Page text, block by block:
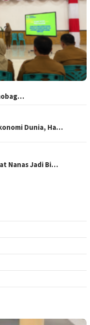
Dunia, Ha…
Nanas Jadi Bi…